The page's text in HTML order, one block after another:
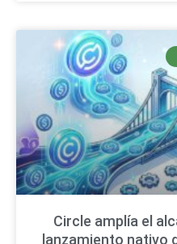
Circle amplía el
lanzamiento nativo